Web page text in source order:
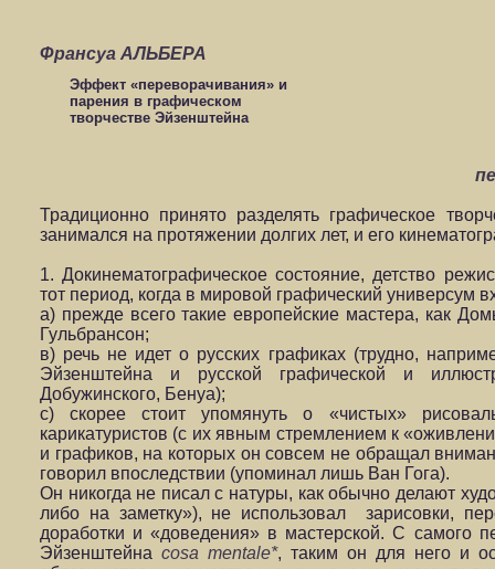
Франсуа АЛЬБЕРА
Эффект «переворачивания» и
парения в графическом
творчестве Эйзенштейна
Традиционно принято разделять графическое
занимался на протяжении долгих лет, и его
1. Докинематографическое состояние, детство
тот период, когда в мировой графический универсум
а) прежде всего такие европейские мастера, как
Гульбрансон;
в) речь не идет о русских графиках (трудно,
Эйзенштейна и русской графической и
Добужинского, Бенуа);
с) скорее стоит упомянуть о «чистых»
карикатуристов (с их явным стремлением к
и графиков, на которых он совсем не обращал
говорил впоследствии (упоминал лишь Ван Гога).
Он никогда не писал с натуры, как обычно делают
либо на заметку»), не использовал зарисовки,
доработки и «доведения» в мастерской. С самого
Эйзенштейна cosa mentale*, таким он для него и